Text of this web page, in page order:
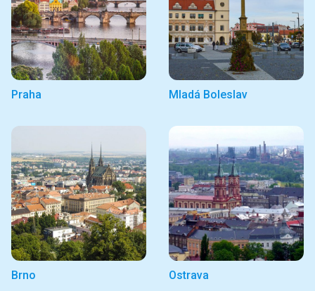
Praha Mladá Boleslav
Brno Ostrava